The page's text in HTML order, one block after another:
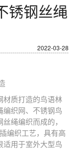
锈钢丝绳
2022-03-28
材质打造的鸟语林
编织网、不锈钢鸟
绳编织而成的，
编织工艺，具有高
适用于室外大型鸟